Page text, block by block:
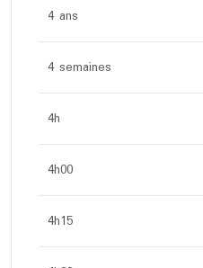
4 ans
4 semaines
4h
4h00
4h15